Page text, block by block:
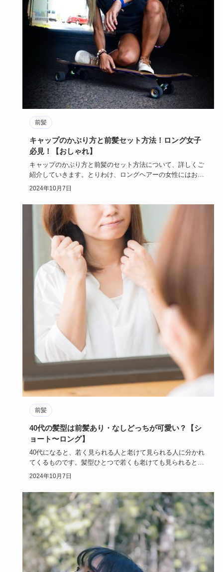
前髪
キャップのかぶり方と前髪セット方法！ロング女子
必見！【おしゃれ】
キャップのかぶり方と前髪のセット方法について、詳しくご
紹介していきます。とりわけ、ロングヘアーの女性にはおす
すめの記事とな…
2024年10月7日
前髪
40代の髪型は前髪あり・なしどっちが可愛い？【シ
ョート〜ロング】
40代になると、若く見られる人と老けて見られる人に分かれ
てくるものです。髪型ひとつで若くも老けても見られるとし
たら、髪型は…
2024年10月7日